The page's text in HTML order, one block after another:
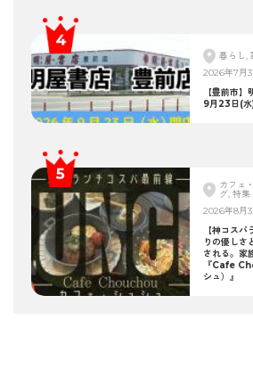
暮らし,
2026年7月
【豊前市
9月23日(水
カフェ
グ, 特集
2026年8月3
【神コス
りの優しさ
される。家
『Cafe
シュ）』